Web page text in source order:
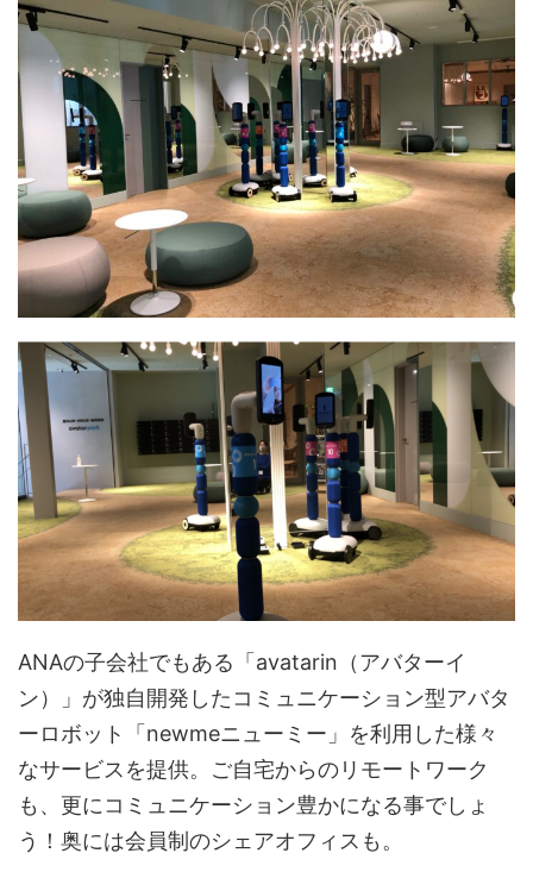
ANAの子会社でもある「avatarin（アバターイ
ン）」が独自開発したコミュニケーション型アバタ
ーロボット「newmeニューミー」を利用した様々
なサービスを提供。ご自宅からのリモートワーク
も、更にコミュニケーション豊かになる事でしょ
う！奥には会員制のシェアオフィスも。